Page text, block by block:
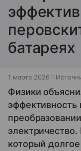
батареях
1 марта 2026
Физики
эффективность
который